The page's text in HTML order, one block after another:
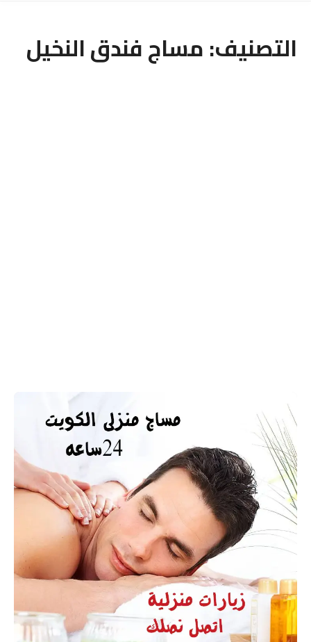
التصنيف:مساج فندق النخيل